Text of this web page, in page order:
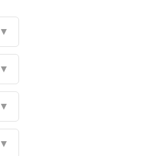
▼
▼
▼
▼